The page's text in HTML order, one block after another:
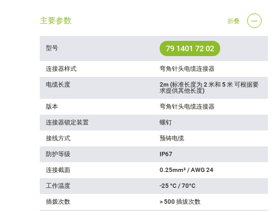
主要参数 折叠
型号 79 1401 72 02
连接器样式 弯角针头电缆连接器
电缆长度
2m (标准长度为 2 米和 5 米 可根据要
求提供其他长度)
版本 弯角针头电缆连接器
连接器锁定装置 螺钉
接线方式 预铸电缆
防护等级 IP67
连接截面 0.25mm² / AWG 24
工作温度 -25 °C / 70°C
插拨次数 > 500 插拔次数